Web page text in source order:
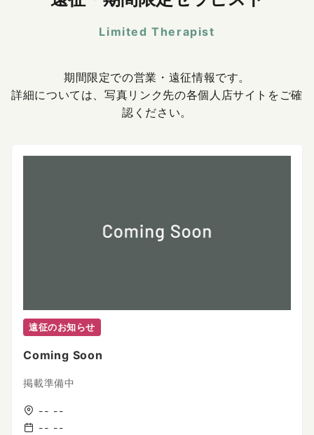
Limited Therapist
期間限定での営業・遠征情報です。
詳細については、写真リンク先の各個人店サイトをご確
認ください。
遠征のお知らせ
Coming Soon
掲載準備中
-- --
-- --